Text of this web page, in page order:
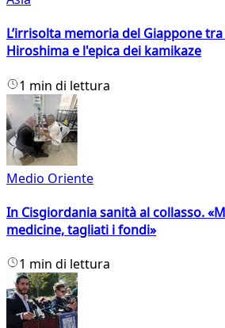
L’irrisolta memoria del Giappone
Hiroshima e l'epica dei kamikaze
1 min di lettura
Medio Oriente
In Cisgiordania sanità al collasso.
medicine, tagliati i fondi»
1 min di lettura